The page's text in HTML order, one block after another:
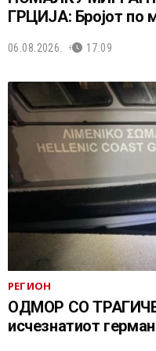
ГРЦИЈА: Бројот по
06.08.2026. 17:09
РЕГИОН
ОДМОР СО
исчезнатиот